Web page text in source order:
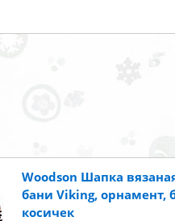
Woodson Шапка
бани Viking, орнамент,
косичек